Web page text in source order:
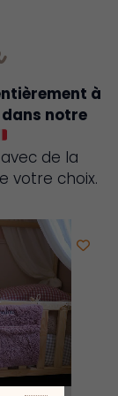
à
notre
avec de la
votre choix.